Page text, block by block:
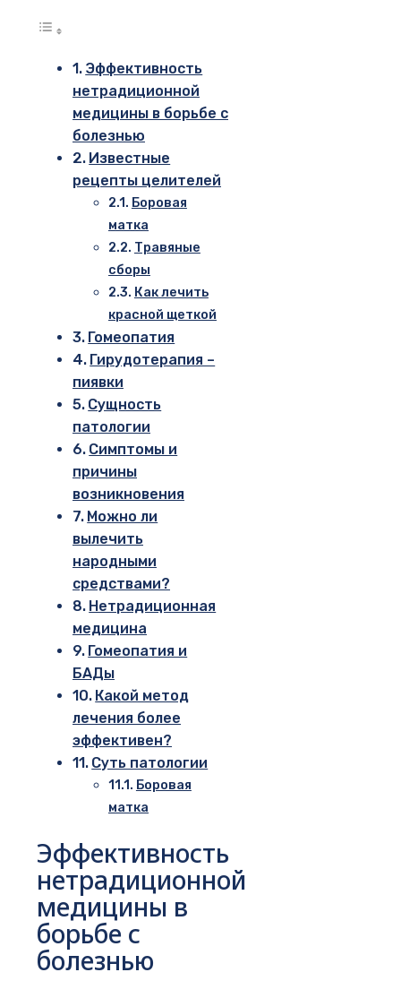
Эффективность
нетрадиционной
медицины в борьбе с
болезнью
Известные
рецепты целителей
Боровая
матка
Травяные
сборы
Как лечить
красной щеткой
Гомеопатия
Гирудотерапия –
пиявки
Сущность
патологии
Симптомы и
причины
возникновения
Можно ли
вылечить
народными
средствами?
Нетрадиционная
медицина
Гомеопатия и
БАДы
Какой метод
лечения более
эффективен?
Суть патологии
Боровая
матка
Эффективность
нетрадиционной
медицины в
борьбе с
болезнью